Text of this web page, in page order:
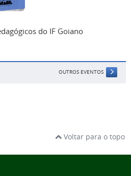
do IF Goiano
OUTROS EVENTOS
Voltar para o topo